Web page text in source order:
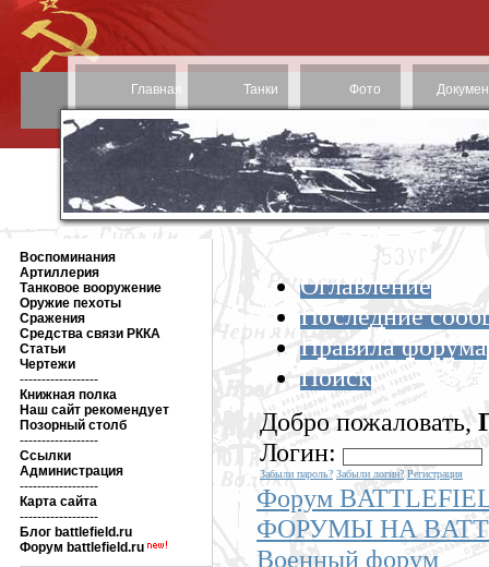
Главная Танки Фото
Воспоминания
Артиллерия
Танковое вооружение
Оружие пехоты
Сражения
Средства связи РККА
Статьи
Чертежи
------------------
Книжная полка
Наш сайт рекомендует
Позорный столб
------------------
Ссылки
Администрация
------------------
Карта сайта
------------------
Блог battlefield.ru
Форум battlefield.ru
Оглавление
Последние
Правила форума
Поиск
Добро пожаловать,
Логин:
Забыли пароль? Забыли логин? Регистрация
Форум
ФОРУМЫ НА
Военный форум